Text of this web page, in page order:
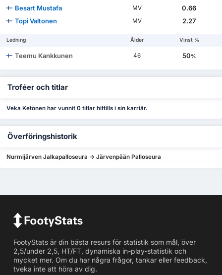
Besart Mustafa MV
0.66
Topi Valtonen
MV 2.27
Ledning Ålder Vinst %
Teemu Kankkunen 46 50%
Troféer och titlar
Veka Ketonen har vunnit 0 titlar hittills i sin karriär.
Överföringshistorik
Nurmijärven Jalkapalloseura -> Järvenpään Palloseura
FootyStats är din bästa resurs för statistik som mål, över
2,5/under 2,5, HT/FT, dynamiska in-play-statistik och
mycket mer. Om du har några frågor, tankar eller feedback,
tveka inte att höra av dig.